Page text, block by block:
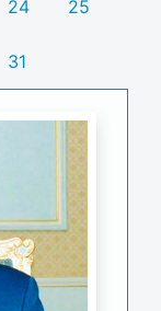
24 25
31